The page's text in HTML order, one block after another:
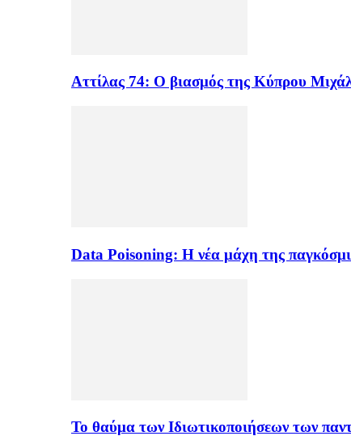
Αττίλας 74: Ο βιασμός της Κύπρου
Data Poisoning: Η νέα μάχη της
Το θαύμα των Ιδιωτικοποιήσεων των